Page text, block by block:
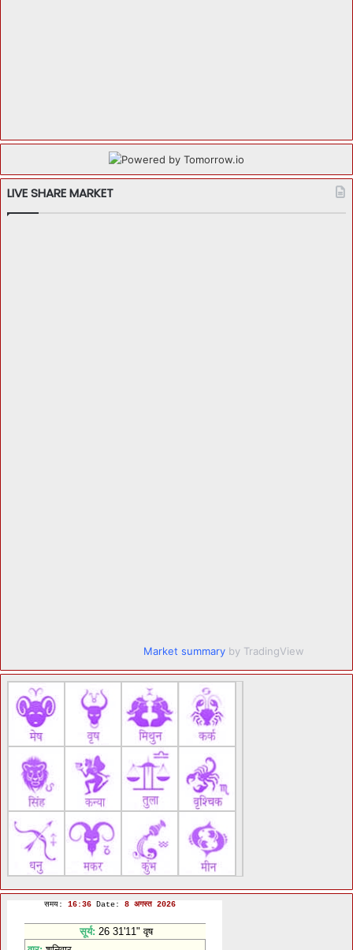
LIVE SHARE MARKET
Market summary by TradingView